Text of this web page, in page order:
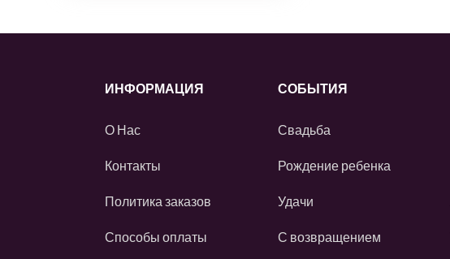
ИНФОРМАЦИЯ
О Нас
Контакты
Политика заказов
Способы оплаты
СОБЫТИЯ
Свадьба
Рождение ребенка
Удачи
С возвращением